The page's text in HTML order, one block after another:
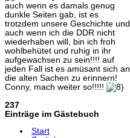
auch wenn es damals genug
dunkle Seiten gab, ist es
trotzdem unsere Geschichte und
auch wenn ich die DDR nicht
wiederhaben will, bin ich froh
wohlbehütet und ruhig in ihr
aufgewachsen zu sein!!!! auf
jeden Fall ist es amüsant sich an
die alten Sachen zu erinnern!
Conny, mach weiter so!!!!!
237
Einträge im Gästebuch
Start